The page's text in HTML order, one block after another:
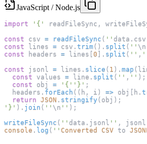
JavaScript / Node.js
import '{' readFileSync ,
const csv = readFileSync ( '' data . csv
const lines = csv . trim( ) . split ( '' \n
const headers = lines [0 ] . split ( '' ,
const jsonl = lines . slice ( 1 ) . map (
const values = line . split ( '' , '' ) ;
const obj = '{' '}' ;
  headers
. forEach ( ( h , i ) => obj [ h .
return JSON . stringify ( obj ) ;
'}' ) . join ( '' \n '' ) ;
writeFileSync ( '' data . jsonl '' , jsonl
console . log ( '' Converted CSV to JSONL